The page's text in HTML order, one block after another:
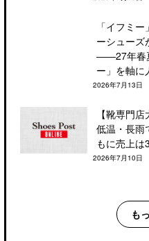
「イフミ
ーシューズ
――27年春
ー」を軸に
2026年7月13日
【靴専門
低温・長
もに売上
2026年7月10日
も